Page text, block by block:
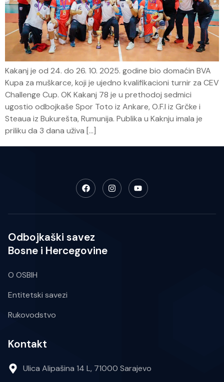
Kakanj je od 24. do 26. 10. 2025. godine bio domaćin BVA
Kupa za muškarce, koji je ujedno kvalifikacioni turnir za CEV
Challenge Cup. OK Kakanj 78 je u prethodoj sedmici
ugostio odbojkaše Spor Toto iz Ankare, O.F.I iz Grčke i
Steaua iz Bukurešta, Rumunija. Publika u Kaknju imala je
priliku da 3 dana uživa […]
Odbojkaški savez
Bosne i Hercegovine
O OSBIH
Entitetski savezi
Rukovodstvo
Kontakt
Ulica Alipašina 14 L, 71000 Sarajevo